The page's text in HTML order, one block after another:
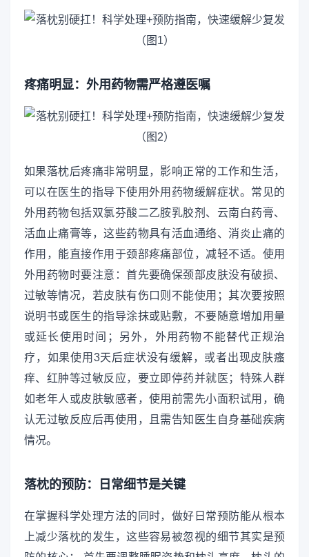
疼痛明显：外用药物需严格遵医嘱
如果落枕后疼痛非常明显，影响正常的工作和生活，
可以在医生的指导下使用外用药物缓解症状。常见的
外用药物包括双氯芬酸二乙胺乳胶剂、云南白药膏、
活血止痛膏等，这些药物具有活血通络、消炎止痛的
作用，能直接作用于颈部疼痛部位，减轻不适。使用
外用药物时要注意：首先要确保颈部皮肤没有破损、
过敏等情况，若皮肤有伤口则不能使用；其次要按照
说明书或医生的指导涂抹或贴敷，不要随意增加用量
或延长使用时间；另外，外用药物不能替代正规治
疗，如果使用3天后症状没有缓解，或者出现皮肤瘙
痒、红肿等过敏反应，要立即停药并就医；特殊人群
如老年人或皮肤敏感者，使用前需先小面积试用，确
认无过敏反应后再使用，且需告知医生自身基础疾病
情况。
落枕的预防：日常细节是关键
在掌握科学处理方法的同时，做好日常预防能从根本
上减少落枕的发生，这些容易被忽视的细节其实是预